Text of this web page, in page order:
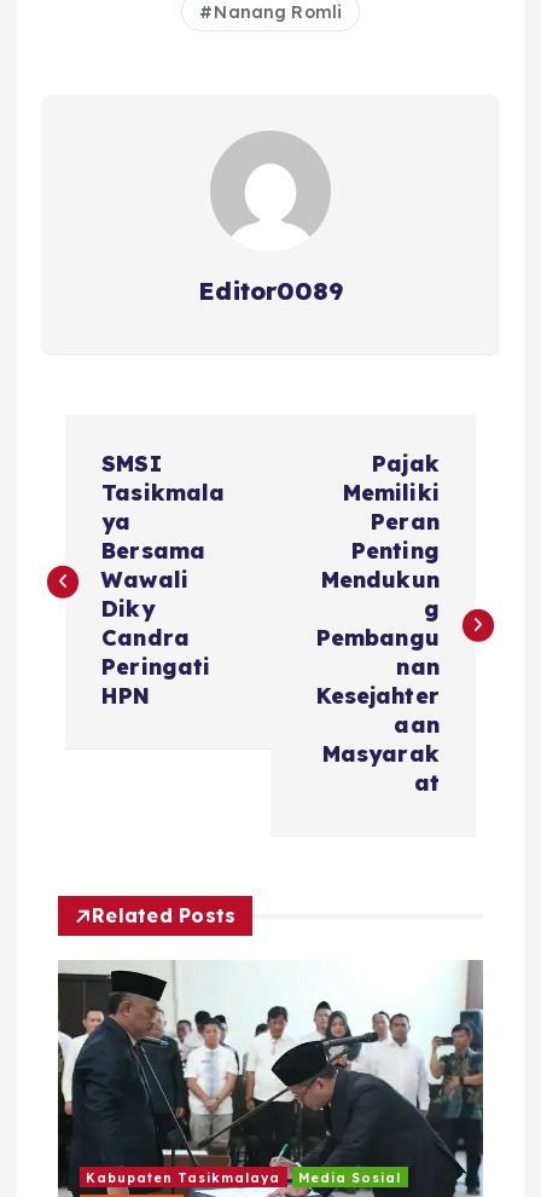
Nanang Romli
Editor0089
v
p
o
s
SMSI
Tasikmala
ya
Bersama
Wawali
Diky
Candra
Peringati
HPN
Pajak
Memiliki
Peran
Penting
Mendukun
g
Pembangu
nan
Kesejahter
aan
Masyarak
at
Related Posts
Kabupaten Tasikmalaya
Media Sosial